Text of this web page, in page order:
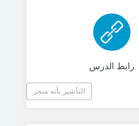
رابط الدرس
رابط الكتروني
التأشير بأنه منجز